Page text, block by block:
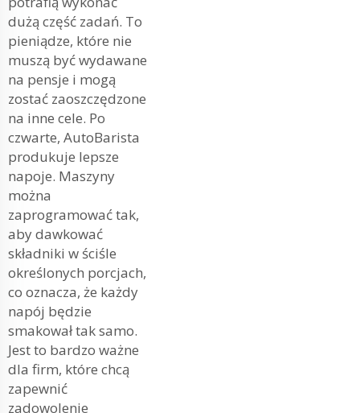
dużą część zadań. To
pieniądze, które nie
muszą być wydawane
na pensje i mogą
zostać zaoszczędzone
na inne cele. Po
czwarte, AutoBarista
produkuje lepsze
napoje. Maszyny
można
zaprogramować tak,
aby dawkować
składniki w ściśle
określonych porcjach,
co oznacza, że każdy
napój będzie
smakował tak samo.
Jest to bardzo ważne
dla firm, które chcą
zapewnić
zadowolenie